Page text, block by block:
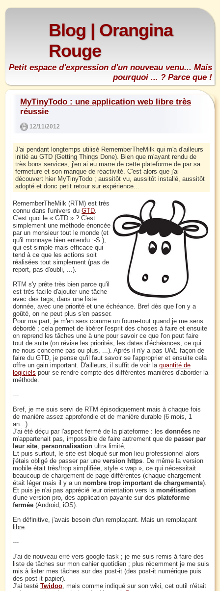
Blog | Orangina
Rouge
Petit espace d'expression d'un nouveau venu... Mais
pourquoi ... ? Parce que !
MyTinyTodo : une application web libre très
réussie
12/11/2012
J'ai pendant longtemps utilisé RememberTheMilk qui m'a d'ailleurs
initié au GTD (Getting Things Done). Bien que m'ayant rendu de
très bons services, j'en ai eu marre de cette plateforme de par sa
fermeture et son manque de réactivité. C'est alors que j'ai
découvert hier MyTinyTodo ; aussitôt vu, aussitôt installé, aussitôt
adopté et donc petit retour sur expérience...
RememberTheMilk (RTM) est très
connu dans l'univers duGTD.
C'est quoi le « GTD » ? C'est
simplement une méthode énoncée
par un monsieur tout le monde (et
qu'il monnaye bien entendu :-S ),
qui est simple mais efficace qui
tend à ce que les actions soit
réalisées tout simplement (pas de
report, pas d'oubli, ...).
RTM s'y prête très bien parce qu'il
est très facile d'ajouter une tâche
avec des tags, dans une liste
donnée, avec une priorité et une échéance. Bref dès que l'on y a
goûté, on ne peut plus s'en passer.
Pour ma part, je m'en sers comme un fourre-tout quand je me sens
débordé ; cela permet de libérer l'esprit des choses à faire et ensuite
on reprend les tâches une à une pour savoir ce que l'on peut faire
tout de suite (on révise les priorités, les dates d'échéances, ce qui
ne nous concerne pas ou plus, ...). Après il n'y a pas UNE façon de
faire du GTD, je pense qu'il faut savoir se l'approprier et ensuite cela
offre un gain important. D'ailleurs, il suffit de voir laquantité de
logiciels pour se rendre compte des différentes manières d'aborder la
méthode.
---
Bref, je me suis servi de RTM épisodiquement mais à chaque fois
de manière assez approfondie et de manière durable (6 mois, 1
an...).
J'ai été déçu par l'aspect fermé de la plateforme : lesdonnéesne
m'appartenait pas, impossible de faire autrement que depasser par
leur site,personnalisation ultra limité, ...
Et puis surtout, le site est bloqué sur mon lieu professionnel alors
j'étais obligé de passer par uneversion https. De même la version
mobile était très/trop simplifiée, style « wap », ce qui nécessitait
beaucoup de chargement de page différentes (chaque chargement
était léger mais il y a unnombre trop important de chargements).
Et puis je n'ai pas apprécié leur orientation vers lamonétisation
d'une version pro, des application payante sur desplateforme
fermée (Android, iOS).
En définitive, j'avais besoin d'un remplaçant. Mais un remplaçant
libre.
---
J'ai de nouveau erré vers google task ; je me suis remis à faire des
liste de tâches sur mon cahier quotidien ; plus récemment je me suis
mis à lister mes tâches sur des post-it (des post-it numérique puis
des post-it papier).
J'ai testéTwidoo, mais comme indiqué sur son wiki, cet outil n'était